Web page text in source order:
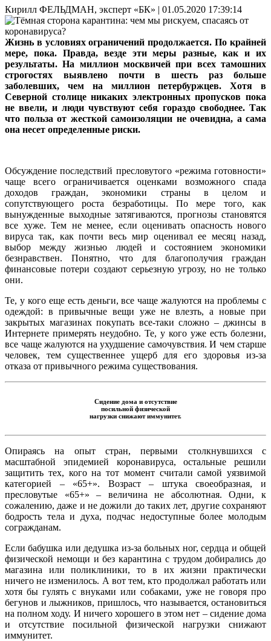
Кирилл ФЕЛЬДМАН, эксперт «БК» | 01.05.2020 17:39:14
Жизнь в условиях ограничений продолжается. По крайней
мере, пока. Правда, везде эти меры разные, как и их
результаты. На миллион москвичей при всех тамошних
строгостях выявлено почти в шесть раз больше
заболевших, чем на миллион петербуржцев. Хотя в
Северной столице никаких электронных пропусков пока
не ввели, и люди чувствуют себя гораздо свободнее. Так
что польза от жесткой самоизоляции не очевидна, а сама
она несет определенные риски.
Обсуждение последствий пресловутого «режима готовности»
чаще всего ограничивается оценками возможного спада
доходов граждан, экономики страны в целом и
сопутствующего роста безработицы. По мере того, как
вынужденные выходные затягиваются, прогнозы становятся
все хуже. Тем не менее, если оценивать опасность нового
вируса так, как почти весь мир оценивал ее месяц назад,
выбор между жизнью людей и состоянием экономики
безнравствен. Понятно, что для благополучия граждан
финансовые потери создают серьезную угрозу, но не только
они.
Те, у кого еще есть деньги, все чаще жалуются на проблемы с
одеждой: в привычные вещи уже не влезть, а новые при
закрытых магазинах покупать все-таки сложно – джинсы в
Интернете примерять неудобно. Те, у кого уже есть болезни,
все чаще жалуются на ухудшение самочувствия. И чем старше
человек, тем существеннее ущерб для его здоровья из-за
отказа от привычного режима существования.
Сидение дома и отсутствие
посильной физической
нагрузки снижают иммунитет.
Опираясь на опыт стран, первыми столкнувшихся с
масштабной эпидемией коронавируса, остальные решили
защитить тех, кого на тот момент считали самой уязвимой
категорией – «65+». Возраст – штука своеобразная, и
пресловутые «65+» – величина не абсолютная. Одни, к
сожалению, даже и не дожили до таких лет, другие сохраняют
бодрость тела и духа, подчас недоступные более молодым
согражданам.
Если бабушка или дедушка из-за больных ног, сердца и общей
физической немощи и без карантина с трудом добирались до
магазина или поликлиники, то в их жизни практически
ничего не изменилось. А вот тем, кто продолжал работать или
хотя бы гулять с внуками или собаками, уже не говоря про
бегунов и лыжников, пришлось, что называется, остановиться
на полном ходу. И ничего хорошего в этом нет – сидение дома
и отсутствие посильной физической нагрузки снижают
иммунитет.